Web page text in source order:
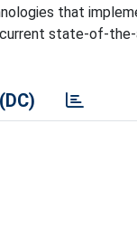
that
current state-of-